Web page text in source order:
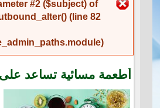
رسالة الخطأ
#2 ($subject) of
(line 82
).
أطعمة مسائية تساعد على